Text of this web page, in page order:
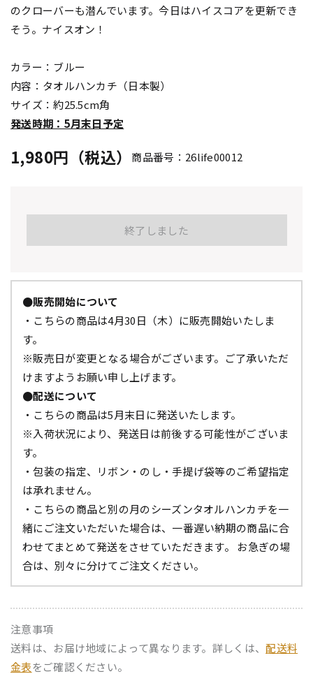
のクローバーも潜んでいます。今日はハイスコアを更新でき
そう。ナイスオン！
カラー：ブルー
内容：タオルハンカチ（日本製）
サイズ：約25.5cm角
発送時期：5月末日予定
1,980円（税込） 商品番号：26life00012
終了しました
●販売開始について
・こちらの商品は4月30日（木）に販売開始いたしま
す。
※販売日が変更となる場合がございます。ご了承いただ
けますようお願い申し上げます。
●配送について
・こちらの商品は5月末日に発送いたします。
※入荷状況により、発送日は前後する可能性がございま
す。
・包装の指定、リボン・のし・手提げ袋等のご希望指定
は承れません。
・こちらの商品と別の月のシーズンタオルハンカチを一
緒にご注文いただいた場合は、一番遅い納期の商品に合
わせてまとめて発送をさせていただきます。 お急ぎの場
合は、別々に分けてご注文ください。
注意事項
送料は、お届け地域によって異なります。詳しくは、配送料
金表をご確認ください。